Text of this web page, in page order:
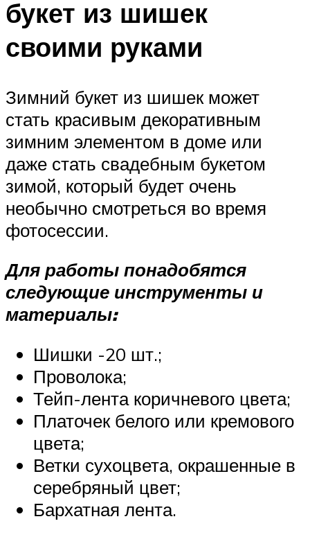
букет из шишек
своими руками
Зимний букет из шишек может
стать красивым декоративным
зимним элементом в доме или
даже стать свадебным букетом
зимой, который будет очень
необычно смотреться во время
фотосессии.
Для работы понадобятся
следующие инструменты и
материалы:
Шишки -20 шт.;
Проволока;
Тейп-лента коричневого цвета;
Платочек белого или кремового
цвета;
Ветки сухоцвета, окрашенные в
серебряный цвет;
Бархатная лента.